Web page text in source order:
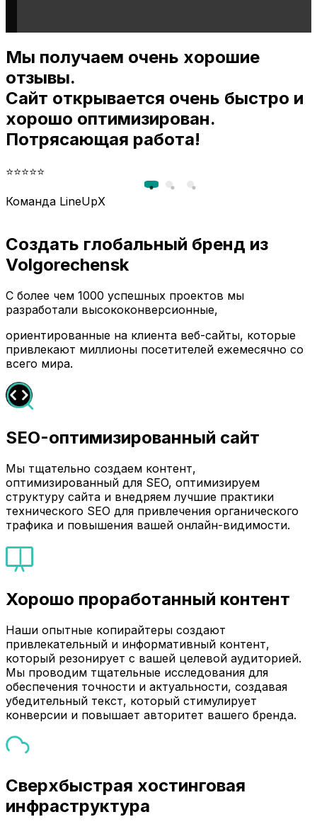
Мы получаем очень хорошие
отзывы.
Сайт открывается очень быстро и
хорошо оптимизирован.
Потрясающая работа!
⭐⭐⭐⭐⭐
Команда LineUpX
Создать глобальный бренд из
Volgorechensk
С более чем 1000 успешных проектов мы
разработали высококонверсионные,
ориентированные на клиента веб-сайты, которые
привлекают миллионы посетителей ежемесячно со
всего мира.
SEO-оптимизированный сайт
Мы тщательно создаем контент,
оптимизированный для SEO, оптимизируем
структуру сайта и внедряем лучшие практики
технического SEO для привлечения органического
трафика и повышения вашей онлайн-видимости.
Хорошо проработанный контент
Наши опытные копирайтеры создают
привлекательный и информативный контент,
который резонирует с вашей целевой аудиторией.
Мы проводим тщательные исследования для
обеспечения точности и актуальности, создавая
убедительный текст, который стимулирует
конверсии и повышает авторитет вашего бренда.
Сверхбыстрая хостинговая
инфраструктура